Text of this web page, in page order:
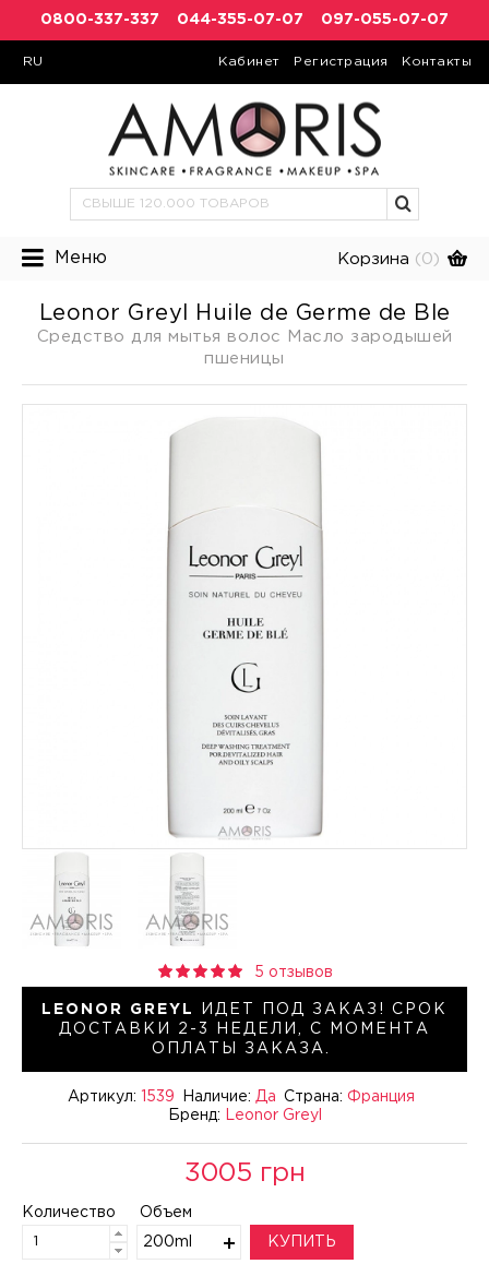
0800-337-337 044-355-07-07 097-055-07-07
RU Кабинет Регистрация Контакты
Меню Корзина (0)
Leonor Greyl Huile de Germe de Ble
Средство для мытья волос Масло зародышей
пшеницы
LEONOR GREYL
ИДЕТ ПОД ЗАКАЗ! СРОК
ДОСТАВКИ 2-3 НЕДЕЛИ, С МОМЕНТА
ОПЛАТЫ ЗАКАЗА.
Артикул: 1539 Наличие: Да Страна: Франция
Бренд:
Leonor Greyl
5 отзывов
3005 грн
Количество Объем
200ml КУПИТЬ